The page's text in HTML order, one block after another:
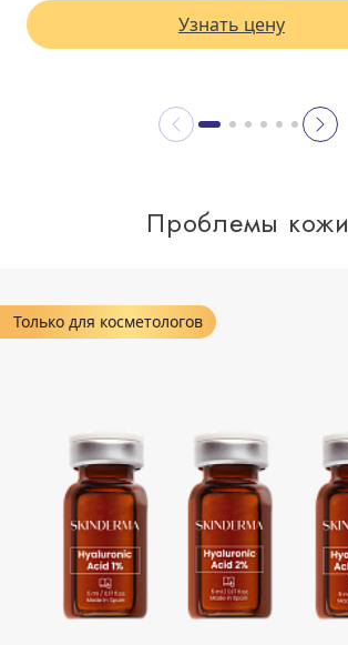
Узнать цену
Проблемы кожи
Только для косметологов